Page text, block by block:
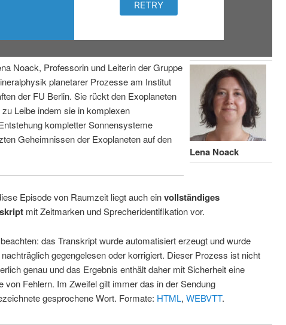
Lena Noack
Noack, Professorin und Leiterin der Gruppe
planetarer Prozesse am Institut
der FU Berlin. Sie rückt den Exoplaneten
Leibe indem sie in komplexen
kompletter Sonnensysteme
Geheimnissen der Exoplaneten auf den
Episode von Raumzeit liegt auch einvollständiges
mit Zeitmarken und Sprecheridentifikation vor.
das Transkript wurde automatisiert erzeugt und wurde
gegengelesen oder korrigiert. Dieser Prozess ist nicht
genau und das Ergebnis enthält daher mit Sicherheit eine
von Fehlern. Im Zweifel gilt immer das in der Sendung
gesprochene Wort. Formate: HTML, WEBVTT.